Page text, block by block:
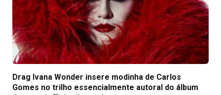
Drag Ivana Wonder insere modinha de Carlos
Gomes no trilho essencialmente autoral do álbum